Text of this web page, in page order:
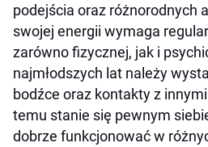
podejścia oraz różnorodnych
swojej energii wymaga
zarówno fizycznej, jak i
najmłodszych lat należy
bodźce oraz kontakty z
temu stanie się pewnym
dobrze funkcjonować w